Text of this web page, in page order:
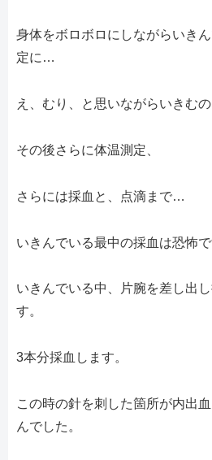
身体をボロボロにしながらいき
定に…
え、むり、と思いながらいきむ
その後さらに体温測定、
さらには採血と、点滴まで…
いきんでいる最中の採血は恐怖で
いきんでいる中、片腕を差し出
す。
3本分採血します。
この時の針を刺した箇所が内出
んでした。